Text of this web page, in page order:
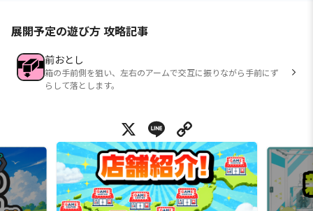
展開予定の遊び方 攻略記事
前おとし
箱の手前側を狙い、左右のアームで交互に振りながら手前にず
らして落とします。
X Line